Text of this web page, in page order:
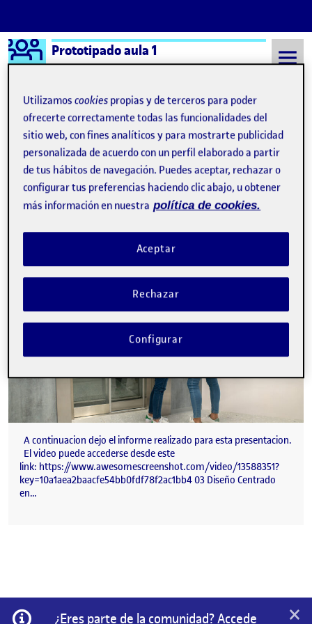
Saltar al contenido
Logo Ágora
Prototipado aula 1
Semestre 20221 - Aula 1 29 Diciembre, 2022
29 Diciembre, 2022
Publicado por
Gabriel Quiros Villalobos
Fecha de publicación29 diciembre, 2022 6:01 am
comentario
A continuacion dejo el informe realizado para esta presentacion.
El video puede accederse desde este
link: https://www.awesomescreenshot.com/video/13588351?
key=10a1aea2baacfe54bb0fdf78f2ac1bb4 03 Diseño Centrado
en…
Información
¿Eres parte de la comunidad? Accede ×
Utilizamoscookies propias y de terceros para poder
ofrecerte correctamente todas las funcionalidades del
sitio web, con fines analíticos y para mostrarte publicidad
personalizada de acuerdo con un perfil elaborado a partir
de tus hábitos de navegación. Puedes aceptar, rechazar o
configurar tus preferencias haciendo clic abajo, u obtener
más información en nuestra política de cookies.
Rechazar
Aceptar
Configurar